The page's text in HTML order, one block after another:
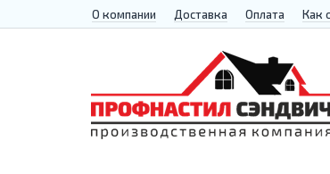
О компании Доставка Оплата Как